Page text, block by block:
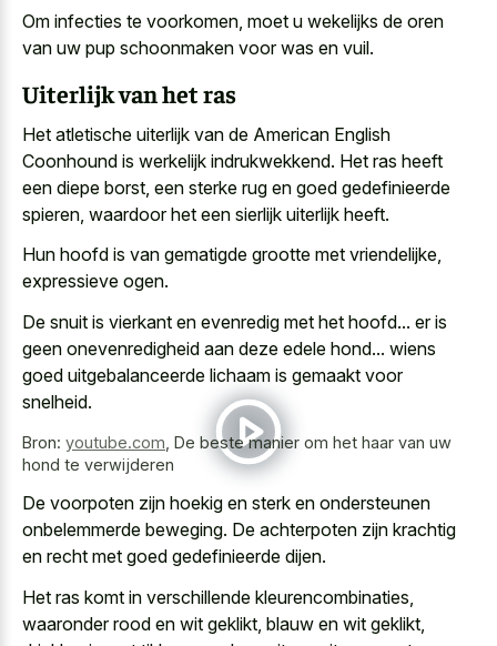
Om infecties te voorkomen, moet u wekelijks de oren
van uw pup schoonmaken voor was en vuil.
Uiterlijk van het ras
Het atletische uiterlijk van de American English
Coonhound is werkelijk indrukwekkend. Het ras heeft
een diepe borst, een sterke rug en goed gedefinieerde
spieren, waardoor het een sierlijk uiterlijk heeft.
Hun hoofd is van gematigde grootte met vriendelijke,
expressieve ogen.
De snuit is vierkant en evenredig met het hoofd... er is
geen onevenredigheid aan deze edele hond... wiens
goed uitgebalanceerde lichaam is gemaakt voor
snelheid.
Bron: youtube.com De beste manier om het haar van uw
hond te verwijderen
De voorpoten zijn hoekig en sterk en ondersteunen
onbelemmerde beweging. De achterpoten zijn krachtig
en recht met goed gedefinieerde dijen.
Het ras komt in verschillende kleurencombinaties,
waaronder rood en wit geklikt, blauw en wit geklikt,